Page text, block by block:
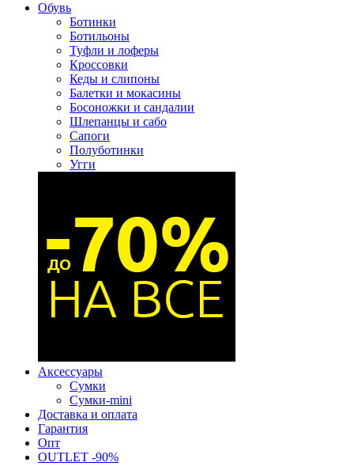
Обувь
Ботинки
Ботильоны
Туфли и лоферы
Кроссовки
Кеды и слипоны
Балетки и мокасины
Босоножки и сандалии
Шлепанцы и сабо
Сапоги
Полуботинки
Угги
Аксессуары
Сумки
Сумки-mini
Доставка и оплата
Гарантия
Опт
OUTLET -90%